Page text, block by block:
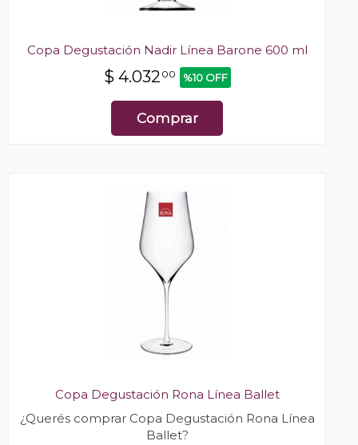
Copa Degustación Nadir Línea Barone 600 ml
$ 4.032 00 %10 OFF
Comprar
Copa Degustación Rona Línea Ballet
¿Querés comprar Copa Degustación Rona Línea
Ballet?